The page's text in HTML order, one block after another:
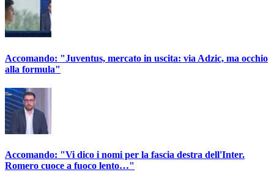
Accomando: "Juventus, mercato in uscita: via Adzic, ma occhio
alla formula"
Accomando: "Vi dico i nomi per la fascia destra dell'Inter.
Romero cuoce a fuoco lento…"